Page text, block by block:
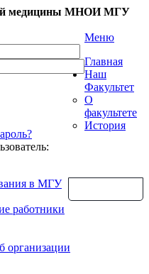
медицины МНОИ МГУ
Меню
Главная
Наш
Факультет
О
факультете
История
в МГУ
работники
организации